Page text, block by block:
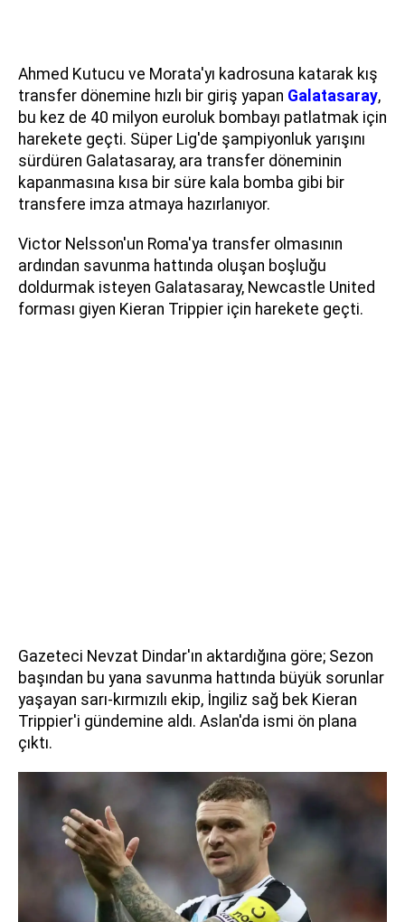
Ahmed Kutucu ve Morata'yı kadrosuna katarak kış
transfer dönemine hızlı bir giriş yapan Galatasaray,
bu kez de 40 milyon euroluk bombayı patlatmak için
harekete geçti. Süper Lig'de şampiyonluk yarışını
sürdüren Galatasaray, ara transfer döneminin
kapanmasına kısa bir süre kala bomba gibi bir
transfere imza atmaya hazırlanıyor.
Victor Nelsson'un Roma'ya transfer olmasının
ardından savunma hattında oluşan boşluğu
doldurmak isteyen Galatasaray, Newcastle United
forması giyen Kieran Trippier için harekete geçti.
Gazeteci Nevzat Dindar'ın aktardığına göre; Sezon
başından bu yana savunma hattında büyük sorunlar
yaşayan sarı-kırmızılı ekip, İngiliz sağ bek Kieran
Trippier'i gündemine aldı. Aslan'da ismi ön plana
çıktı.